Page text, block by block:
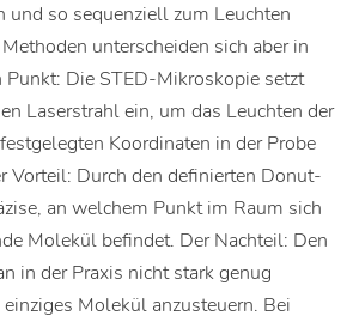
und so sequenziell zum Leuchten
unterscheiden sich aber in
Die STED-Mikroskopie setzt
Laserstrahl ein, um das Leuchten der
Koordinaten in der Probe
Vorteil: Durch den definierten Donut-
an welchem Punkt im Raum sich
Molekül befindet. Der Nachteil: Den
in der Praxis nicht stark genug
Molekül anzusteuern. Bei